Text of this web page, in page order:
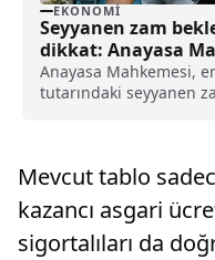
EKONOMI
Seyyanen zam
dikkat: Anayasa
noktayı koydu
Anayasa Mahkemesi,
tutarındaki seyyanen
Mevcut tablo
kazancı asgari
sigortalıları da